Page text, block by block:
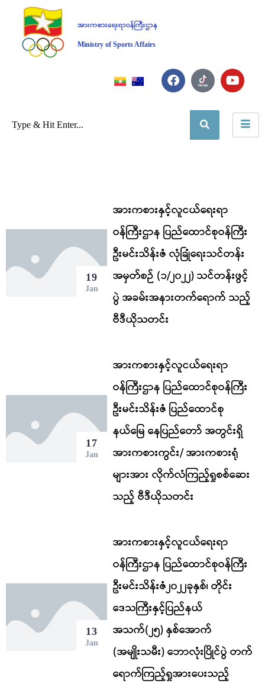
အားကစားရေးရာဝန်ကြီးဌာန
Ministry of Sports Affairs
19
Jan
အားကစားနှင့်လူငယ်ရေးရာ
ဝန်ကြီးဌာန ပြည်ထောင်စုဝန်ကြီး
ဦးမင်းသိန်းဇံ လုံခြုံရေးသင်တန်း
အမှတ်စဉ် (၁/၂၀၂၂) သင်တန်းဖွင့်
ပွဲ အခမ်းအနားတက်ရောက် သည့်
ဗီဒီယိုသတင်း
17
Jan
အားကစားနှင့်လူငယ်ရေးရာ
ဝန်ကြီးဌာန ပြည်ထောင်စုဝန်ကြီး
ဦးမင်းသိန်းဇံ ပြည်ထောင်စု
နယ်မြေ နေပြည်တော် အတွင်းရှိ
အားကစားကွင်း/ အားကစားရုံ
များအား လိုက်လံကြည့်ရှုစစ်ဆေး
သည့် ဗီဒီယိုသတင်း
13
Jan
အားကစားနှင့်လူငယ်ရေးရာ
ဝန်ကြီးဌာန ပြည်ထောင်စုဝန်ကြီး
ဦးမင်းသိန်းဇံ၂၀၂၂ခုနှစ်၊ တိုင်း
ဒေသကြီးနှင့်ပြည်နယ်
အသက်(၂၅) နှစ်အောက်
(အမျိုးသမီး) ဘောလုံးပြိုင်ပွဲ တက်
ရောက်ကြည့်ရှုအားပေးသည့်